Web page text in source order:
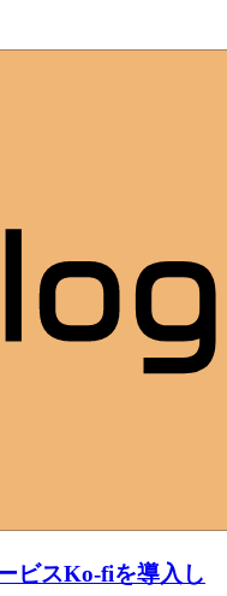
ビスKo-fiを導入し